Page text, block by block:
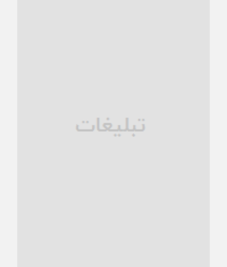
ترجیح عقلانیت ایرانی بر دیدگاه‌های آخرالزمانی